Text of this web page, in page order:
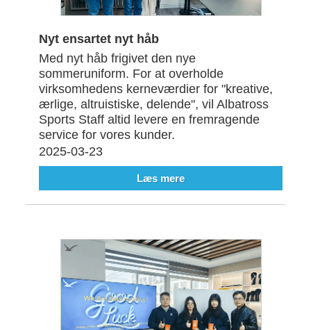
Nyt ensartet nyt håb
Med nyt håb frigivet den nye
sommeruniform. For at overholde
virksomhedens kerneværdier for "kreative,
ærlige, altruistiske, delende", vil Albatross
Sports Staff altid levere en fremragende
service for vores kunder.
2025-03-23
Læs mere